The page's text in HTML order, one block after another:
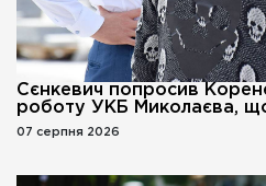
Сєнкевич попросив
роботу УКБ Миколаєва,
07 серпня 2026